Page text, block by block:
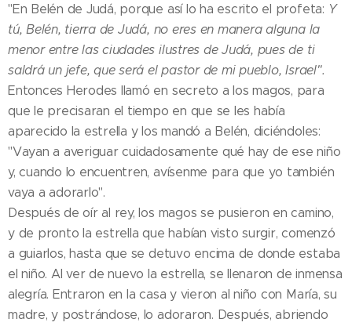
"En Belén de Judá, porque así lo ha escrito el profeta: Y
tú, Belén, tierra de Judá, no eres en manera alguna la
menor entre las ciudades ilustres de Judá, pues de ti
saldrá un jefe, que será el pastor de mi pueblo, Israel".
Entonces Herodes llamó en secreto a los magos, para
que le precisaran el tiempo en que se les había
aparecido la estrella y los mandó a Belén, diciéndoles:
"Vayan a averiguar cuidadosamente qué hay de ese niño
y, cuando lo encuentren, avísenme para que yo también
vaya a adorarlo".
Después de oír al rey, los magos se pusieron en camino,
y de pronto la estrella que habían visto surgir, comenzó
a guiarlos, hasta que se detuvo encima de donde estaba
el niño. Al ver de nuevo la estrella, se llenaron de inmensa
alegría. Entraron en la casa y vieron al niño con María, su
madre, y postrándose, lo adoraron. Después, abriendo